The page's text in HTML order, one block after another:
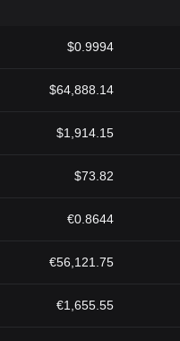
$0.9994
$64,888.14
$1,914.15
$73.82
€0.8644
€56,121.75
€1,655.55